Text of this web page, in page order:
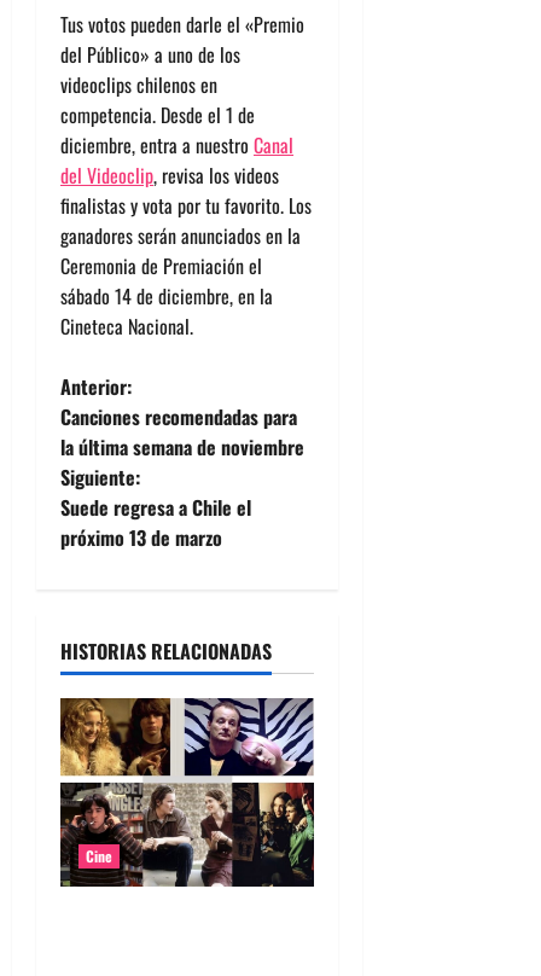
Tus votos pueden darle el «Premio
del Público» a uno de los
videoclips chilenos en
competencia. Desde el 1 de
diciembre, entra a nuestro Canal
del Videoclip, revisa los videos
finalistas y vota por tu favorito. Los
ganadores serán anunciados en la
Ceremonia de Premiación el
sábado 14 de diciembre, en la
Cineteca Nacional.
N
a
v
e
a
c
i
ó
n
d
Anterior:
Canciones recomendadas para
la última semana de noviembre
Siguiente:
Suede regresa a Chile el
próximo 13 de marzo
HISTORIAS RELACIONADAS
Cine